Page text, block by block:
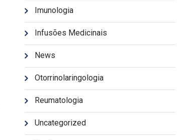
Imunologia
Infusões Medicinais
News
Otorrinolaringologia
Reumatologia
Uncategorized